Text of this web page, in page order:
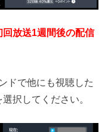
回放送1週間後の配信
ドで他にも視聴した
択してください。